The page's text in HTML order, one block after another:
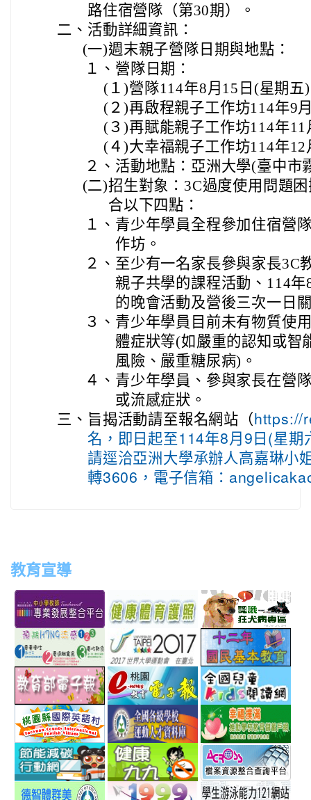
路住宿營隊（第30期）。
二、 活動詳細資訊：
(一)週末親子營隊日期與地點：
１、 營隊日期：
(１)營隊114年8月15日(星期
(２)再啟程親子工作坊114年9
(３)再賦能親子工作坊114年
(４)大幸福親子工作坊114年
２、 活動地點：亞洲大學(臺中市
(二)招生對象：3C過度使用問題
合以下四點：
１、 青少年學員全程參加住宿營
作坊。
２、 至少有一名家長參與家長3C
親子共學的課程活動、114
的晚會活動及營後三次一日
３、 青少年學員目前未有物質使
體症狀等(如嚴重的認知或智
風險、嚴重糖尿病)。
４、 青少年學員、參與家長在營
或流感症狀。
三、 旨揭活動請至報名網站（ https://
名，即日起至114年8月9日(星期
請逕洽亞洲大學承辦人高嘉琳小
轉3606，電子信箱：
教育宣導
to
http://teachernet.moe.edu.tw/MAIN/index.aspx
link
to
https://airtw.epa.gov.tw/
link
to
http://
link
link
to
http://www.perdc.ntnu.edu.tw/anti-
flu/catalog.php?
MainCatalogID=2
link
http://
link
to
http://epaper.edu.tw/
link
to
http://163.30.192.132/
link
to
http://ev.tyc.edu.tw/
link
to
https://
to
link
to
http://ecolife.epa.gov.tw/cooler/default.aspx
link
to
http://
link
link